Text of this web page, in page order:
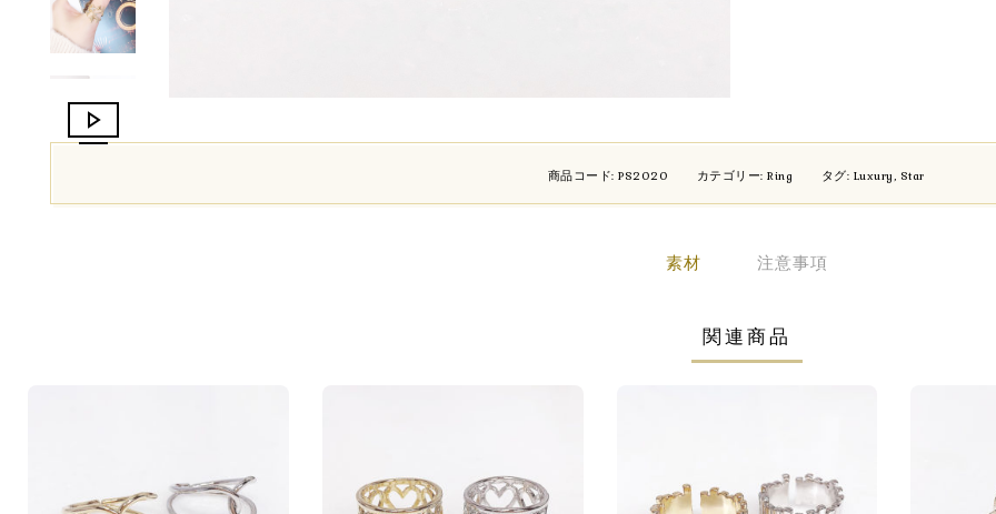
商品コード: PS2020 カテゴリー: Ring タグ: Luxury, Star
素材 注意事項
関連商品